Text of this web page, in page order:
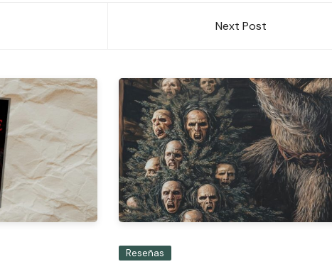
Next Post
Reseñas